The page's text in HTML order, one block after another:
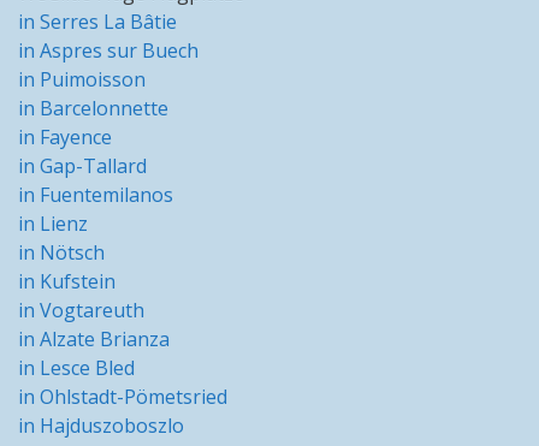
in Serres La Bâtie
in Aspres sur Buech
in Puimoisson
in Barcelonnette
in Fayence
in Gap-Tallard
in Fuentemilanos
in Lienz
in Nötsch
in Kufstein
in Vogtareuth
in Alzate Brianza
in Lesce Bled
in Ohlstadt-Pömetsried
in Hajduszoboszlo